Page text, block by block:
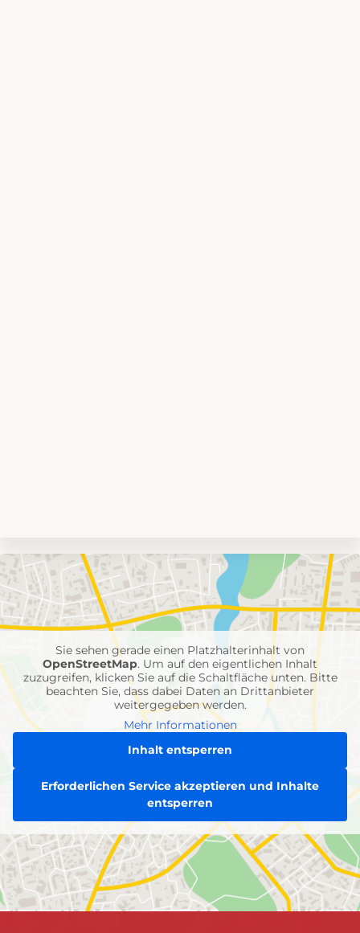
Umgebungskarte
mit
Feuerwehr-
Einheiten
Sie sehen gerade einen Platzhalterinhalt von
OpenStreetMap. Um auf den eigentlichen Inhalt
zuzugreifen, klicken Sie auf die Schaltfläche unten. Bitte
beachten Sie, dass dabei Daten an Drittanbieter
weitergegeben werden.
Mehr Informationen
Inhalt entsperren
Erforderlichen Service akzeptieren und Inhalte
entsperren